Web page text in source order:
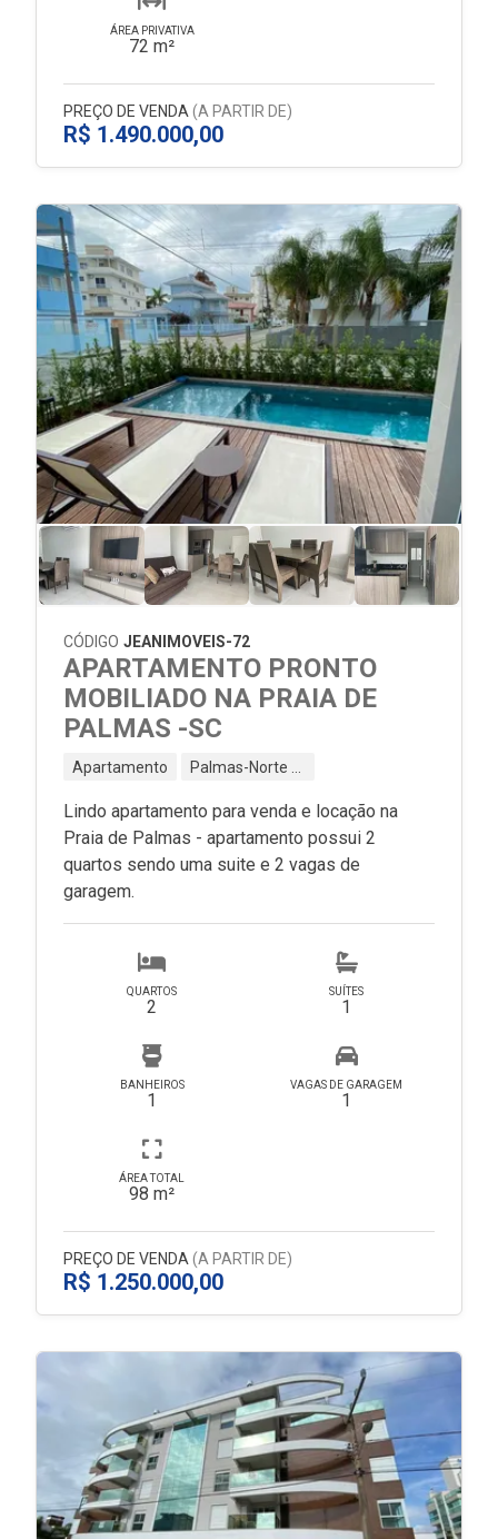
ÁREA PRIVATIVA
72 m²
PREÇO DE VENDA(A PARTIR DE)
R$ 1.490.000,00
CÓDIGO JEANIMOVEIS-72
APARTAMENTO PRONTO
MOBILIADO NA PRAIA DE
PALMAS -SC
Apartamento
Lindo apartamento para venda e locação na
Praia de Palmas - apartamento possui 2
quartos sendo uma suite e 2 vagas de
garagem.
QUARTOS
2
SUÍTES
1
BANHEIROS
1
VAGAS DE GARAGEM
1
ÁREA TOTAL
98 m²
PREÇO DE VENDA(A PARTIR DE)
R$ 1.250.000,00